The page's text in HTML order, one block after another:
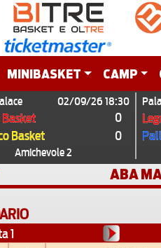
MINIBASKET CAMP
02/09/26 18:30
0
Basket
0
Amichevole 2
ABA
1